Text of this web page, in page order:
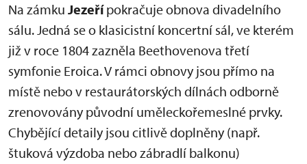
Na zámku Jezeřípokračuje obnova divadelního
sálu. Jedná se o klasicistní koncertní sál, ve kterém
již v roce 1804 zazněla Beethovenova třetí
symfonie Eroica. V rámci obnovy jsou přímo na
místě nebo v restaurátorských dílnách odborně
zrenovovány původní uměleckořemeslné prvky.
Chybějící detaily jsou citlivě doplněny (např.
štuková výzdoba nebo zábradlí balkonu)